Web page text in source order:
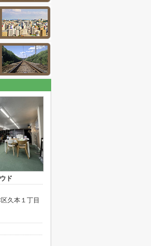
ド
久本１丁目